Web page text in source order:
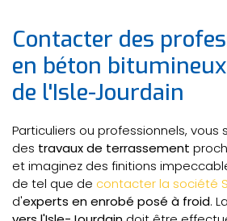
Contacter des
en béton
de l'Isle-Jourdain
Particuliers ou professionnels, vous
des travaux de terrassement
et imaginez des finitions
de tel que de contacter la société
d'experts en enrobé posé à froid.